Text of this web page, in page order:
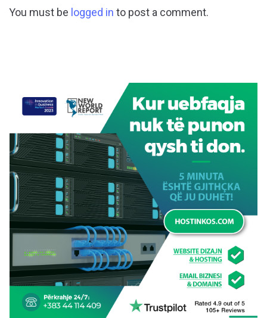
You must be logged in to post a comment.